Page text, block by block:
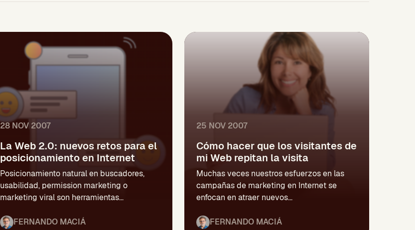
28 NOV 2007
La Web 2.0: nuevos retos para el
posicionamiento en Internet
Posicionamiento natural en buscadores,
usabilidad, permission marketing o
marketing viral son herramientas...
FERNANDO MACIÁ
25 NOV 2007
Cómo hacer que los visitantes de
mi Web repitan la visita
Muchas veces nuestros esfuerzos en las
campañas de marketing en Internet se
enfocan en atraer nuevos...
FERNANDO MACIÁ